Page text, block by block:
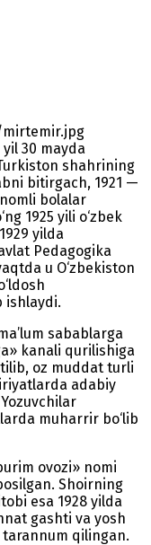
30 mayda
shahrining
bitirgach, 1921 —
bolalar
1925 yili o‘zbek
yilda
Pedagogika
u O‘zbekiston
ishlaydi.
sabablarga
kanali qurilishiga
oz muddat turli
adabiy
muharrir bo‘lib
ovozi» nomi
Shoirning
esa 1928 yilda
gashti va yosh
qilingan.